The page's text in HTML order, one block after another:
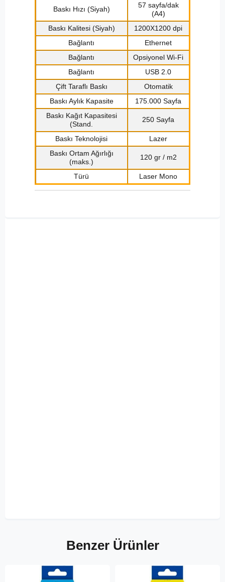
Baskı Hızı (Siyah)
57 sayfa/dak
(A4)
Baskı Kalitesi (Siyah)
1200X1200 dpi
Bağlantı
Ethernet
Bağlantı
Opsiyonel Wi-Fi
Bağlantı
USB 2.0
Çift Taraflı Baskı
Otomatik
Baskı Aylık Kapasite
175.000 Sayfa
Baskı Kağıt Kapasitesi
(Stand.
250 Sayfa
Baskı Teknolojisi
Lazer
Baskı Ortam Ağırlığı
(maks.)
120 gr / m2
Türü Laser Mono
Benzer Ürünler